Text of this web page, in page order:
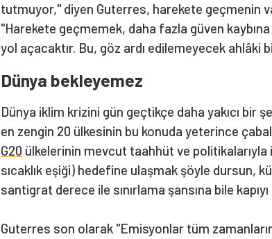
tutmuyor," diyen Guterres, harekete geçmenin
"Harekete geçmemek, daha fazla güven
yol açacaktır. Bu, göz ardı edilemeyecek ahlâki
Dünya bekleyemez
Dünya iklim krizini gün geçtikçe daha yakıcı bir
en zengin 20 ülkesinin bu konuda yeterince
G20 ülkelerinin mevcut taahhüt ve politikalarıyla
sıcaklık eşiği) hedefine ulaşmak şöyle dursun,
santigrat derece ile sınırlama şansına bile
Guterres son olarak "Emisyonlar tüm